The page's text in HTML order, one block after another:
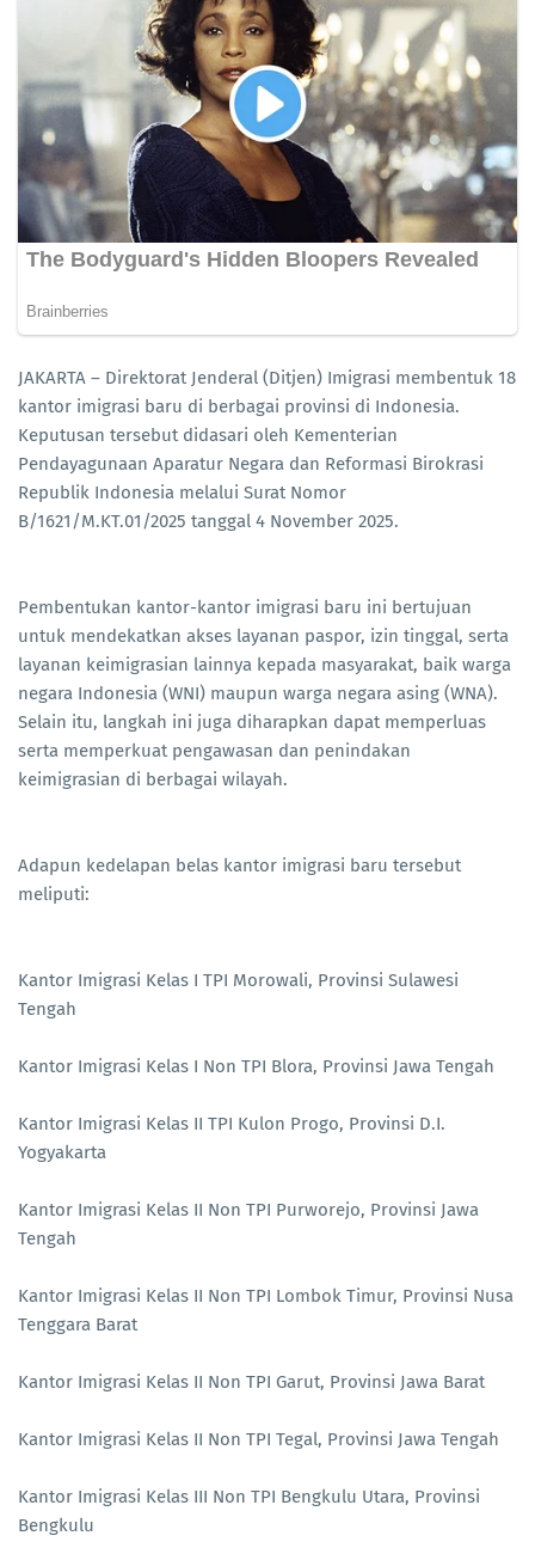
JAKARTA – Direktorat Jenderal (Ditjen) Imigrasi membentuk 18
kantor imigrasi baru di berbagai provinsi di Indonesia.
Keputusan tersebut didasari oleh Kementerian
Pendayagunaan Aparatur Negara dan Reformasi Birokrasi
Republik Indonesia melalui Surat Nomor
B/1621/M.KT.01/2025 tanggal 4 November 2025.
Pembentukan kantor-kantor imigrasi baru ini bertujuan
untuk mendekatkan akses layanan paspor, izin tinggal, serta
layanan keimigrasian lainnya kepada masyarakat, baik warga
negara Indonesia (WNI) maupun warga negara asing (WNA).
Selain itu, langkah ini juga diharapkan dapat memperluas
serta memperkuat pengawasan dan penindakan
keimigrasian di berbagai wilayah.
Adapun kedelapan belas kantor imigrasi baru tersebut
meliputi:
Kantor Imigrasi Kelas I TPI Morowali, Provinsi Sulawesi
Tengah
Kantor Imigrasi Kelas I Non TPI Blora, Provinsi Jawa Tengah
Kantor Imigrasi Kelas II TPI Kulon Progo, Provinsi D.I.
Yogyakarta
Kantor Imigrasi Kelas II Non TPI Purworejo, Provinsi Jawa
Tengah
Kantor Imigrasi Kelas II Non TPI Lombok Timur, Provinsi Nusa
Tenggara Barat
Kantor Imigrasi Kelas II Non TPI Garut, Provinsi Jawa Barat
Kantor Imigrasi Kelas II Non TPI Tegal, Provinsi Jawa Tengah
Kantor Imigrasi Kelas III Non TPI Bengkulu Utara, Provinsi
Bengkulu